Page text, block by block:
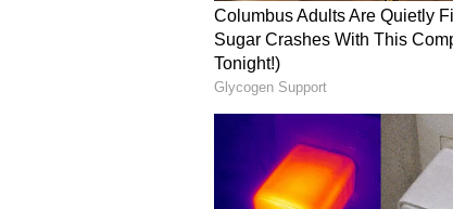
இந்நிலையில், 2023ம் ஆண்டு